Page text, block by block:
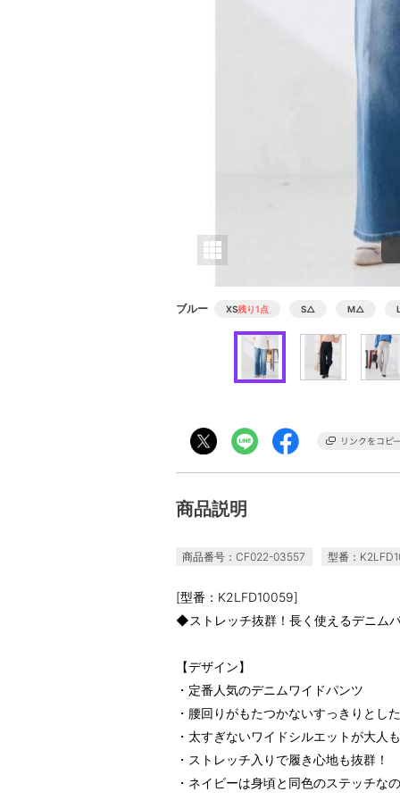
ブルー XS残り1点 S△ M△
商品説明
商品番号：CF022-03557 型番：
[型番：K2LFD10059]
◆ストレッチ抜群！長く使えるデニム
【デザイン】
・定番人気のデニムワイドパンツ
・腰回りがもたつかないすっきりとし
・太すぎないワイドシルエットが大人
・ストレッチ入りで履き心地も抜群！
・ネイビーは身頃と同色のステッチな